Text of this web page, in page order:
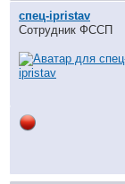
спец-ipristav
Сотрудник ФССП